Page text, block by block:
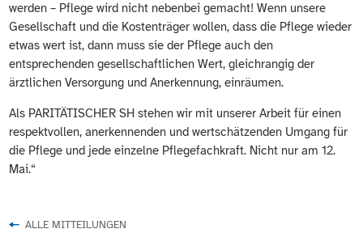
werden – Pflege wird nicht nebenbei gemacht! Wenn unsere
Gesellschaft und die Kostenträger wollen, dass die Pflege wieder
etwas wert ist, dann muss sie der Pflege auch den
entsprechenden gesellschaftlichen Wert, gleichrangig der
ärztlichen Versorgung und Anerkennung, einräumen.
Als PARITÄTISCHER SH stehen wir mit unserer Arbeit für einen
respektvollen, anerkennenden und wertschätzenden Umgang für
die Pflege und jede einzelne Pflegefachkraft. Nicht nur am 12.
Mai.“
ALLE MITTEILUNGEN